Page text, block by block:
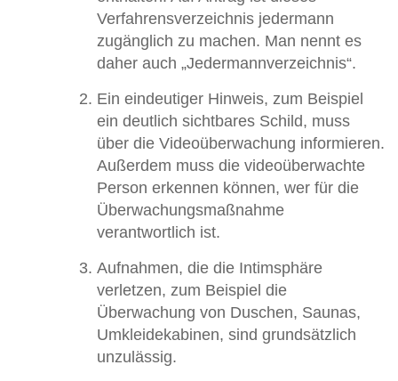
Verfahrensverzeichnis jedermann
zugänglich zu machen. Man nennt es
daher auch „Jedermannverzeichnis“.
Ein eindeutiger Hinweis, zum Beispiel
ein deutlich sichtbares Schild, muss
über die Videoüberwachung informieren.
Außerdem muss die videoüberwachte
Person erkennen können, wer für die
Überwachungsmaßnahme
verantwortlich ist.
Aufnahmen, die die Intimsphäre
verletzen, zum Beispiel die
Überwachung von Duschen, Saunas,
Umkleidekabinen, sind grundsätzlich
unzulässig.